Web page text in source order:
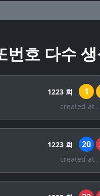
번호 다수
1223 회 1
created at .
1223 회 20
created at .